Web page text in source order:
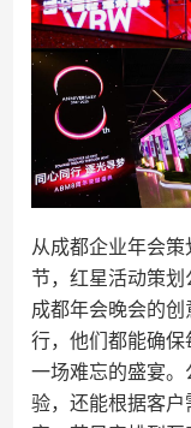
从成都企业年会
节，红星活动策
成都年会晚会的
行，他们都能确
一场难忘的盛宴
验，还能根据客